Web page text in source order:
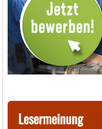
Lesermeinung